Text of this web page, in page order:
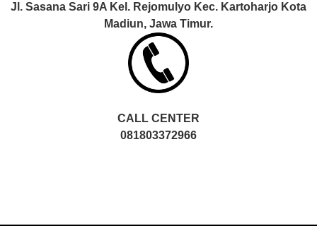
Jl. Sasana Sari 9A Kel. Rejomulyo Kec. Kartoharjo Kota
Madiun, Jawa Timur.
CALL CENTER
081803372966